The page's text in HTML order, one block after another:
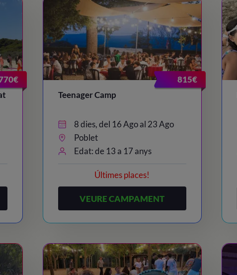
815€
Teenager Camp
8 dies, del 16 Ago al 23 Ago
Poblet
Edat: de 13 a 17 anys
Últimes places!
VEURE CAMPAMENT